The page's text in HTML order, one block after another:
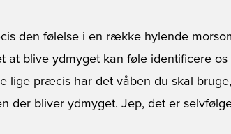
den følelse i en række hylende
at blive ydmyget kan føle identificere os
lige præcis har det våben du skal
der bliver ydmyget. Jep, det er